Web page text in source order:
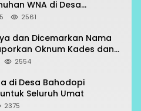
WNA di Desa
2561
dan Dicemarkan Nama
Oknum Kades dan
2554
di Desa Bahodopi
Seluruh Umat
2375